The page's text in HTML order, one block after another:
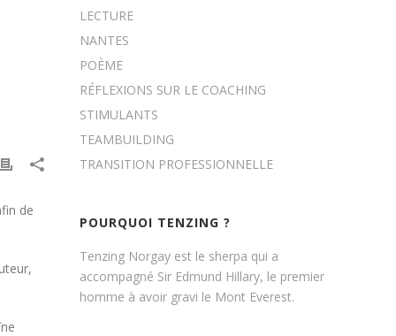
de
LECTURE
NANTES
POÈME
RÉFLEXIONS SUR LE COACHING
STIMULANTS
TEAMBUILDING
TRANSITION PROFESSIONNELLE
POURQUOI TENZING ?
Tenzing Norgay est le sherpa qui a
accompagné Sir Edmund Hillary, le premier
homme à avoir gravi le Mont Everest.